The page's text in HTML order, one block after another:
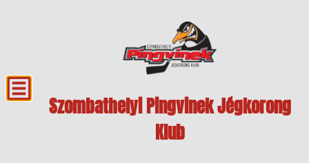
Szombathelyi Pingvinek Jégkorong
Klub